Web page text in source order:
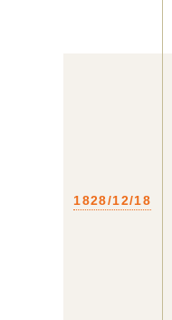
1828/12/18